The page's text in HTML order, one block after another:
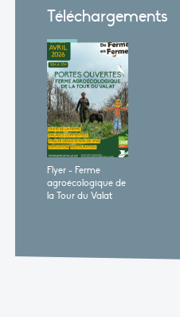
Téléchargements
Flyer - Ferme
agroécologique de
la Tour du Valat